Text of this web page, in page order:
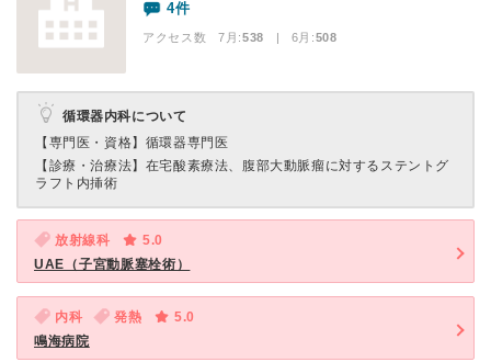
4件
アクセス数 7月:538 | 6月:508
循環器内科について
【専門医・資格】 循環器専門医
【診療・治療法】 在宅酸素療法、腹部大動脈瘤に対するステントグ
ラフト内挿術
放射線科
5.0
UAE（子宮動脈塞栓術）
内科 発熱
5.0
鳴海病院